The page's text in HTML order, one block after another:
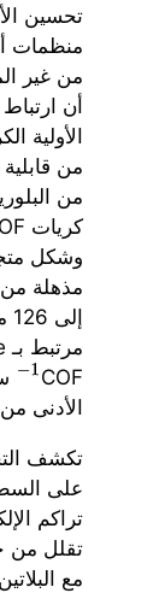
تحسين
منظمات
من غير
أن
الأولية
من
من
وشكل
مذهلة
إلى 126 مليمول ج
COF
−1
الأدنى
تكشف
على
تراكم
تقلل من
مع